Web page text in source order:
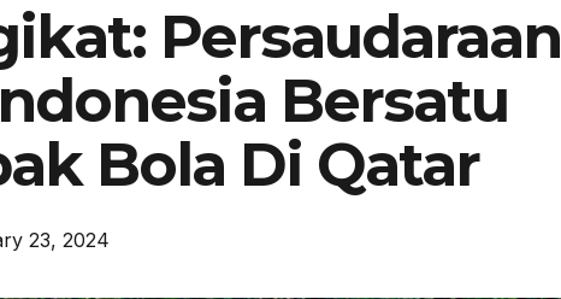
Persaudaraan
Bersatu
Bola Di Qatar
23, 2024